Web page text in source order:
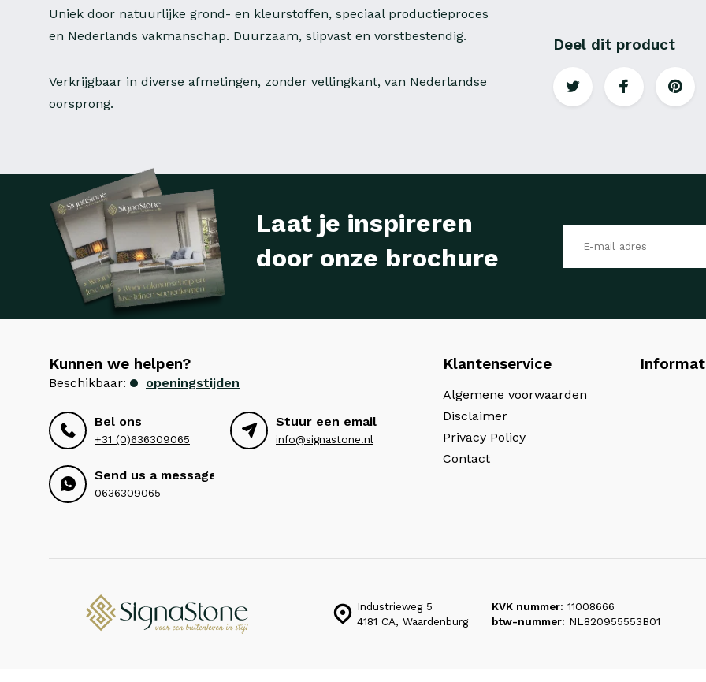
Uniek door natuurlijke grond- en kleurstoffen, speciaal productieproces
en Nederlands vakmanschap. Duurzaam, slipvast en vorstbestendig.
Verkrijgbaar in diverse afmetingen, zonder vellingkant, van Nederlandse
oorsprong.
Deel dit product
Laat je inspireren
door onze brochure
Kunnen we helpen?
Beschikbaar: openingstijden
Bel ons
+31 (0)636309065
Stuur een email
info@signastone.nl
Send us a message
0636309065
Klantenservice
Algemene voorwaarden
Disclaimer
Privacy Policy
Contact
Industrieweg 5
4181 CA, Waardenburg
KVK nummer: 11008666
btw-nummer: NL820955553B01